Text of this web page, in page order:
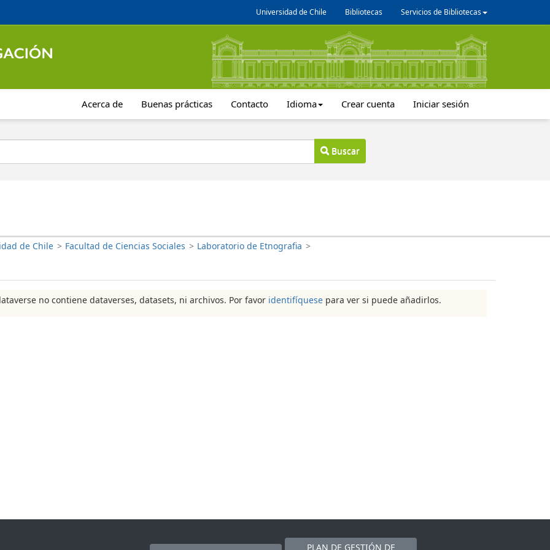
Universidad de Chile Bibliotecas Servicios de Bibliotecas
Acerca de Buenas prácticas Contacto Idioma Crear cuenta Iniciar sesión
Buscar
de Chile > Facultad de Ciencias Sociales > Laboratorio de Etnografia >
no contiene dataverses, datasets, ni archivos. Por favor identifíquese para ver si puede añadirlos.
PLAN DE GESTIÓN DE